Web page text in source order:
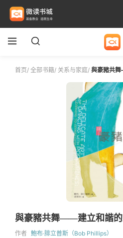
首页/ 全部书籍/ 关系与家庭/ 與豪豬共
與豪豬共舞——建立和諧的
作者 鮑布‧腓立普斯（Bob Phillips）